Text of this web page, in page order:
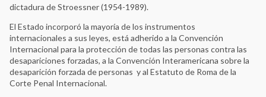
dictadura de Stroessner (1954-1989).
El Estado incorporó la mayoría de los instrumentos
internacionales a sus leyes, está adherido a la Convención
Internacional para la protección de todas las personas contra las
desapariciones forzadas, a la Convención Interamericana sobre la
desaparición forzada de personas y al Estatuto de Roma de la
Corte Penal Internacional.